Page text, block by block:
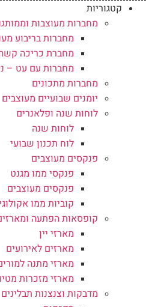
קטגוריות
מחברות מעוצבות
מחברות בריבוע
מחברת כריכה
מחברות עם עט –
מחברות מתכונים
יומנים שבועיים מעוצבים
לוחות שנה ופלאנרים
לוחות שנה
לוח תכנון שבועי
פנקסים מעוצבים
פנקסי ממו מגנט
פנקסים מעוצבים
קוביות ממו
קופסאות הפתעה
מארזי יין
מארזים לאירועים
מארזי מתנה
מארזי מזכרות
מדבקות וצנצנות תבלינים